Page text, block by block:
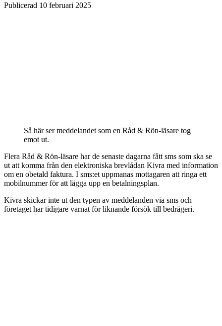
Publicerad 10 februari 2025
Så här ser meddelandet som en Råd & Rön-läsare tog
emot ut.
Flera Råd & Rön-läsare har de senaste dagarna fått sms som ska se
ut att komma från den elektroniska brevlådan Kivra med information
om en obetald faktura. I sms:et uppmanas mottagaren att ringa ett
mobilnummer för att lägga upp en betalningsplan.
Kivra skickar inte ut den typen av meddelanden via sms och
företaget har tidigare varnat för liknande försök till bedrägeri.